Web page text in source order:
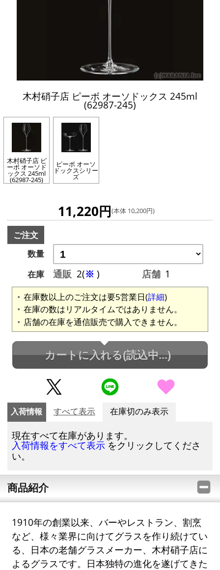
木村硝子店 ピーボ オーソドックス 245ml
(62987-245)
木村硝子店 ピ
ーボ オーソド
ックス 245ml
(62987-245)
ピーボ オーソ
ドックスシリー
ズ
11,220円(本体 10,200円)
ご注文
数量
在庫
通販 2(※ ) 店舗 1
在庫数以上のご注文は要5営業日(詳細)
在庫の数はリアルタイムではありません。
店舗の在庫を通信販売で購入できません。
カートに入れる(読込中...)
入荷情報 すべて表示 在庫切のみ表示
現在すべて在庫があります。
入荷情報をすべて表示 をクリックしてくださ
い。
商品紹介
1910年の創業以来、バーやレストラン、割烹
など、様々業界に向けてグラスを作り続けてい
る、日本の老舗グラスメーカー、木村硝子店に
よるグラスです。日本独特の進化を遂げてきた